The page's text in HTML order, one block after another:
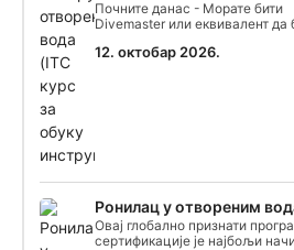
Почните данас - Морате бити
Divemaster или еквивалент да
приступу обуци инструктора.
квалификовали као SSI
програм обуке вам даје право
самостално предајете разне
SSI програме као што су Scuba
12. октобар 2026.
Ронилац у отвореним
Овај глобално признати
сертификације је најбољи